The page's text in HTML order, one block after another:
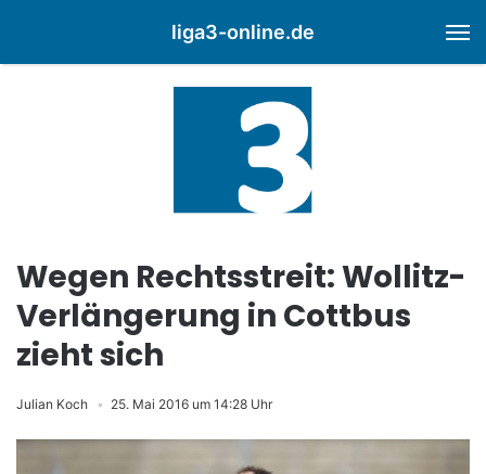
liga3-online.de
Wegen Rechtsstreit: Wollitz-
Verlängerung in Cottbus
zieht sich
Julian Koch 25. Mai 2016 um 14:28 Uhr